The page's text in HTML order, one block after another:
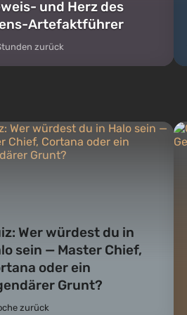
und Herz des
Artefaktführer
zurück
Wer würdest du in
sein — Master Chief,
oder ein
Grunt?
zurück